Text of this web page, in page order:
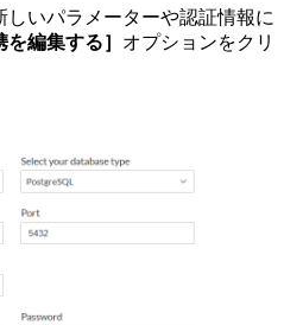
いパラメーターや認証情報に
を編集する］ オプションをクリ